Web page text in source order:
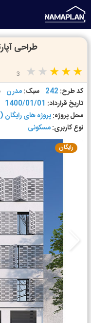
طراحی
3
کد طرح: 242 سبک:مدرن
تاریخ قرارداد: 1400/01/01
محل پروژه:پروژه های رایگان
نوع کاربری:مسکونی
رایگان